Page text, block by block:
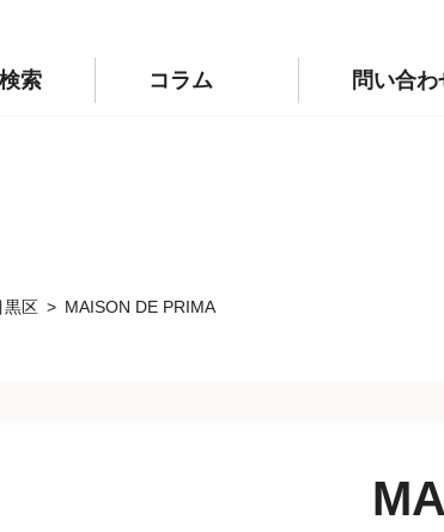
public_html/wp-config.php
索 コラム 問い合
黒区 MAISON DE PRIMA